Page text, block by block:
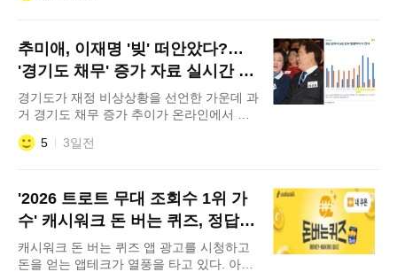
시가배당율은 0.02%로 이번 배당금 총액은
약 2,733억 2,480만 원 규모다. 배당기준일
은 오는 8월 31일이다. 배당 공시가 발표되
자 주요 주식 커뮤
추미애, 이재명 '빚' 떠안았다?…
'경기도 채무' 증가 자료 실시간 확
산
경기도가 재정 비상상황을 선언한 가운데 과
거 경기도 채무 증가 추이가 온라인에서 주
목받고 있다. 추미애 경기도지사는 지난 5일
기자회견을 열고 경기도 재정 비상상황을 선
담 요인으로 설명했다. 이후 온라인에서는
경기도의 채무 변화를 정리한 자료들이 확
산, 이재명 대통령의 경기도지사 재임 시절
재정 운용을 둘러싼 논쟁이 시작됐다.
5 3일전
'2026 트로트 무대 조회수 1위 가
수' 캐시워크 돈 버는 퀴즈, 정답
은?
캐시워크 돈 버는 퀴즈 앱 광고를 시청하고
돈을 얻는 앱테크가 열풍을 타고 있다. 아주